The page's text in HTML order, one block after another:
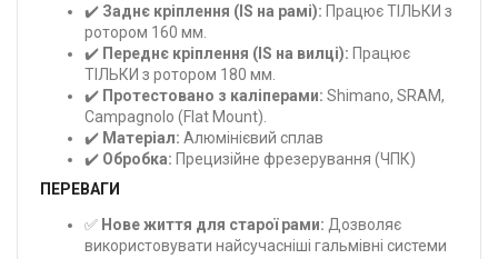
✔️ Заднє кріплення (IS на рамі): Працює ТІЛЬКИ з
ротором 160 мм.
✔️ Переднє кріплення (IS на вилці): Працює
ТІЛЬКИ з ротором 180 мм.
✔️ Протестовано з каліперами: Shimano, SRAM,
Campagnolo (Flat Mount).
✔️ Матеріал: Алюмінієвий сплав
✔️ Обробка: Прецизійне фрезерування (ЧПК)
ПЕРЕВАГИ
✅ Нове життя для старої рами: Дозволяє
використовувати найсучасніші гальмівні системи